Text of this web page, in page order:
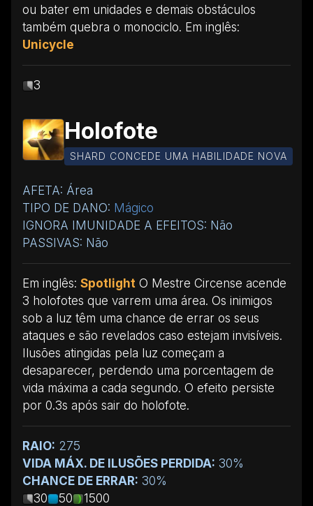
ou bater em unidades e demais obstáculos
também quebra o monociclo. Em inglês:
Unicycle
3
Holofote
SHARD CONCEDE UMA HABILIDADE NOVA
AFETA: Área
TIPO DE DANO: Mágico
IGNORA IMUNIDADE A EFEITOS: Não
PASSIVAS: Não
Em inglês: Spotlight O Mestre Circense acende
3 holofotes que varrem uma área. Os inimigos
sob a luz têm uma chance de errar os seus
ataques e são revelados caso estejam invisíveis.
Ilusões atingidas pela luz começam a
desaparecer, perdendo uma porcentagem de
vida máxima a cada segundo. O efeito persiste
por 0.3s após sair do holofote.
RAIO: 275
VIDA MÁX. DE ILUSÕES PERDIDA: 30%
CHANCE DE ERRAR: 30%
30
50 1500